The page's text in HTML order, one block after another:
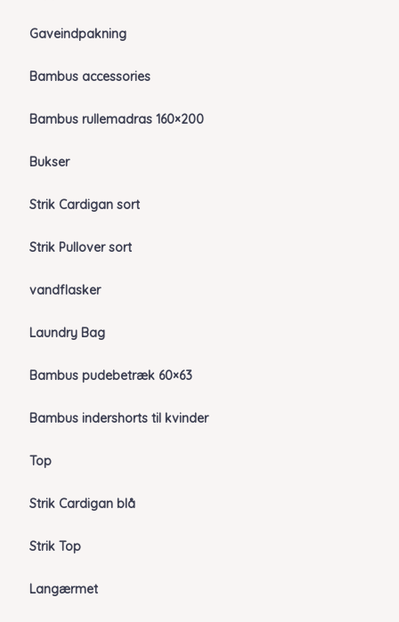
Gaveindpakning
Bambus accessories
Bambus rullemadras 160×200
Bukser
Strik Cardigan sort
Strik Pullover sort
vandflasker
Laundry Bag
Bambus pudebetræk 60×63
Bambus indershorts til kvinder
Top
Strik Cardigan blå
Strik Top
Langærmet